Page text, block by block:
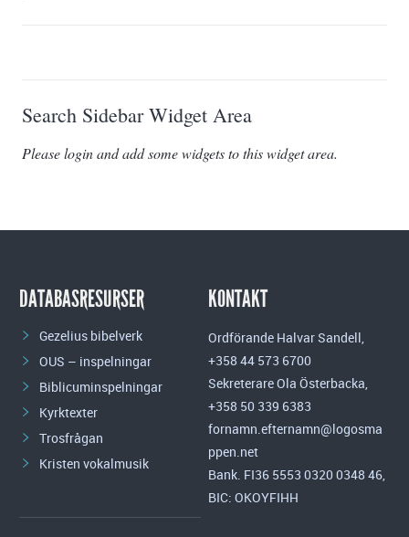
Search Sidebar Widget Area
Please login and add some widgets to this widget area.
DATABASRESURSER
Gezelius bibelverk
OUS – inspelningar
Biblicuminspelningar
Kyrktexter
Trosfrågan
Kristen vokalmusik
KONTAKT
Ordförande Halvar Sandell,
+358 44 573 6700
Sekreterare Ola Österbacka,
+358 50 339 6383
fornamn.efternamn@logosma
ppen.net
Bank. FI36 5553 0320 0348 46,
BIC: OKOYFIHH